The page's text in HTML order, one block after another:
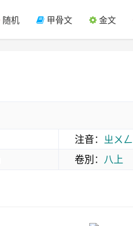
随机 甲骨文 金文
注音： ㄓㄨㄥ
卷別： 八上